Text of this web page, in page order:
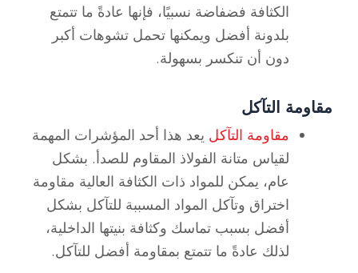
الكثافة فضفاضة نسبيًا، فإنها عادةً ما تتمتع
بلدونة أفضل ويمكنها تحمل تشوهات أكبر
دون أن تنكسر بسهولة.
مقاومة التآكل
مقاومة التآكل يعد هذا أحد المؤشرات المهمة
لقياس متانة الفولاذ المقاوم للصدأ. بشكل
عام، يمكن للمواد ذات الكثافة العالية مقاومة
اختراق وتآكل المواد المسببة للتآكل بشكل
أفضل بسبب تماسك وكثافة بنيتها الداخلية،
لذلك عادةً ما تتمتع بمقاومة أفضل للتآكل.